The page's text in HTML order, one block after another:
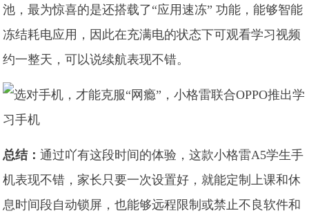
池，最为惊喜的是还搭载了“应用速冻” 功能，能够智能
冻结耗电应用，因此在充满电的状态下可观看学习视频
约一整天，可以说续航表现不错。
总结：通过吖有这段时间的体验，这款小格雷A5学生手
机表现不错，家长只要一次设置好，就能定制上课和休
息时间段自动锁屏，也能够远程限制或禁止不良软件和